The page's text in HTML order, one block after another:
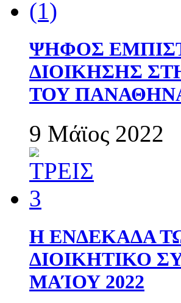
ΨΗΦΟΣ
ΔΙΟΙΚΗΣΗΣ
ΤΟΥ
9 Μάϊος 2022
Η ΕΝΔΕΚΑΔΑ
ΔΙΟΙΚΗΤΙΚΟ
ΜΑΊΟΥ 2022